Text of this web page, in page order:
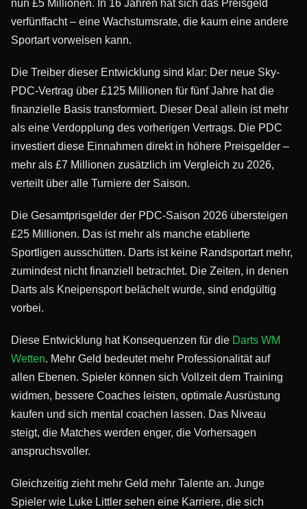
nun £5 Millionen. In 16 Jahren hat sich das Preisgeld
verfünffacht – eine Wachstumsrate, die kaum eine andere
Sportart vorweisen kann.
Die Treiber dieser Entwicklung sind klar: Der neue Sky-
PDC-Vertrag über £125 Millionen für fünf Jahre hat die
finanzielle Basis transformiert. Dieser Deal allein ist mehr
als eine Verdopplung des vorherigen Vertrags. Die PDC
investiert diese Einnahmen direkt in höhere Preisgelder –
mehr als £7 Millionen zusätzlich im Vergleich zu 2026,
verteilt über alle Turniere der Saison.
Die Gesamtprisgelder der PDC-Saison 2026 übersteigen
£25 Millionen. Das ist mehr als manche etablierte
Sportligen ausschütten. Darts ist keine Randsportart mehr,
zumindest nicht finanziell betrachtet. Die Zeiten, in denen
Darts als Kneipensport belächelt wurde, sind endgültig
vorbei.
Diese Entwicklung hat Konsequenzen für die Darts WM
Wetten. Mehr Geld bedeutet mehr Professionalität auf
allen Ebenen. Spieler können sich Vollzeit dem Training
widmen, bessere Coaches leisten, optimale Ausrüstung
kaufen und sich mental coachen lassen. Das Niveau
steigt, die Matches werden enger, die Vorhersagen
anspruchsvoller.
Gleichzeitig zieht mehr Geld mehr Talente an. Junge
Spieler wie Luke Littler sehen eine Karriere, die sich